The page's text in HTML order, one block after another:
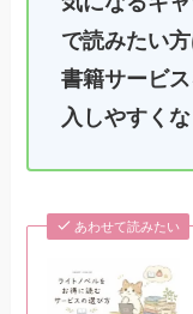
で読みたい
書籍サービ
入しやすくな
あわせて読みたい